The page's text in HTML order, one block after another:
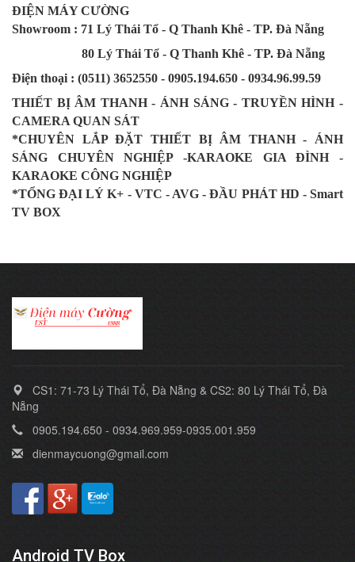
ĐIỆN MÁY CƯỜNG
Showroom : 71 Lý Thái Tổ - Q Thanh Khê - TP. Đà Nẵng
80 Lý Thái Tổ - Q Thanh Khê - TP. Đà Nẵng
Điện thoại : (0511) 3652550 - 0905.194.650 - 0934.96.99.59
THIẾT BỊ ÂM THANH - ÁNH SÁNG - TRUYỀN HÌNH -
CAMERA QUAN SÁT
*CHUYÊN LẮP ĐẶT THIẾT BỊ ÂM THANH - ÁNH
SÁNG CHUYÊN NGHIỆP -KARAOKE GIA ĐÌNH -
KARAOKE CÔNG NGHIỆP
*TỔNG ĐẠI LÝ K+ - VTC - AVG - ĐẦU PHÁT HD - Smart
TV BOX
CS1: 71-73 Lý Thái Tổ, Đà Nẵng & CS2: 80 Lý Thái Tổ, Đà
Nẵng
0905.194.650 - 0934.969.959-0935.001.959
dienmaycuong@gmail.com
Android TV Box